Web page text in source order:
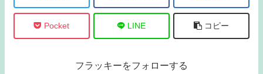
Pocket LINE コピー
フラッキーをフォローする